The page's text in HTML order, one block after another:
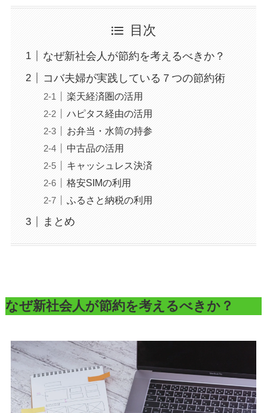
目次
なぜ新社会人が節約を考えるべきか？
コバ夫婦が実践している７つの節約術
楽天経済圏の活用
ハピタス経由の活用
お弁当・水筒の持参
中古品の活用
キャッシュレス決済
格安SIMの利用
ふるさと納税の利用
まとめ
なぜ新社会人が節約を考えるべきか？